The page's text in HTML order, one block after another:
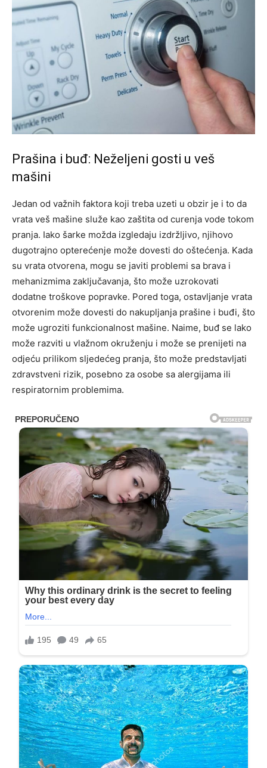
Prašina i buđ: Neželjeni gosti u veš
mašini
Jedan od važnih faktora koji treba uzeti u obzir je i to da
vrata veš mašine služe kao zaštita od curenja vode tokom
pranja. Iako šarke možda izgledaju izdržljivo, njihovo
dugotrajno opterećenje može dovesti do oštećenja. Kada
su vrata otvorena, mogu se javiti problemi sa brava i
mehanizmima zaključavanja, što može uzrokovati
dodatne troškove popravke. Pored toga, ostavljanje vrata
otvorenim može dovesti do nakupljanja prašine i buđi, što
može ugroziti funkcionalnost mašine. Naime, buđ se lako
može razviti u vlažnom okruženju i može se prenijeti na
odjeću prilikom sljedećeg pranja, što može predstavljati
zdravstveni rizik, posebno za osobe sa alergijama ili
respiratornim problemima.